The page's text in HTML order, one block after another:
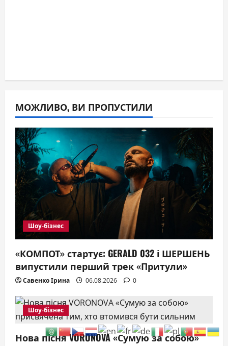
МОЖЛИВО, ВИ ПРОПУСТИЛИ
Шоу-бізнес
«КОМПОТ» стартує: GERALD 032 і ШЕРШЕНЬ
випустили перший трек «Притули»
Савенко Ірина 06.08.2026 0
Шоу-бізнес
Нова пісня VORONOVA «Сумую за собою»